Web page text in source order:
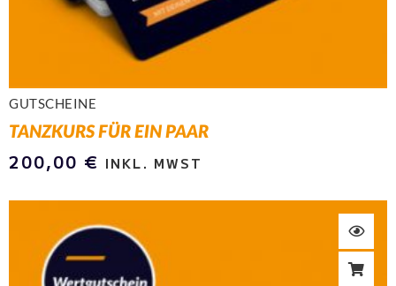
GUTSCHEINE
TANZKURS FÜR EIN PAAR
200,00 € INKL. MWST